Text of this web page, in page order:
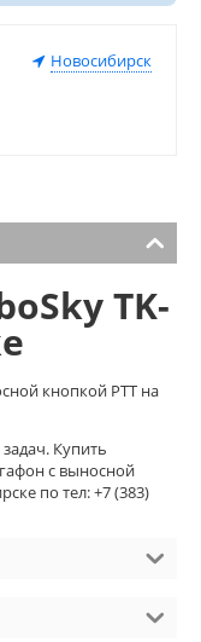
Новосибирск
TK-
кнопкой PTT на
Купить
с выносной
по тел: +7 (383)